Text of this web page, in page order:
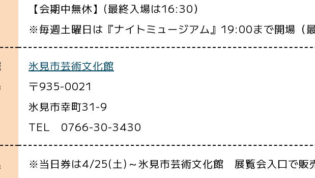
【会期中無休】(最終入場は16:30）
※毎週土曜日は『ナイトミュージアム』19:00まで開場（
氷見市芸術文化館
〒935-0021
氷見市幸町31-9
TEL 0766-30-3430
※当日券は4/25(土)～氷見市芸術文化館 展覧会入口で販